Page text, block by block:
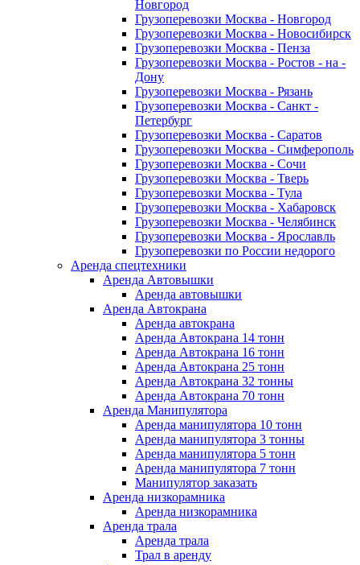
Новгород
Грузоперевозки Москва - Новгород
Грузоперевозки Москва - Новосибирск
Грузоперевозки Москва - Пенза
Грузоперевозки Москва - Ростов - на -
Дону
Грузоперевозки Москва - Рязань
Грузоперевозки Москва - Санкт -
Петербург
Грузоперевозки Москва - Саратов
Грузоперевозки Москва - Симферополь
Грузоперевозки Москва - Сочи
Грузоперевозки Москва - Тверь
Грузоперевозки Москва - Тула
Грузоперевозки Москва - Хабаровск
Грузоперевозки Москва - Челябинск
Грузоперевозки Москва - Ярославль
Грузоперевозки по России недорого
Аренда спецтехники
Аренда Автовышки
Аренда автовышки
Аренда Автокрана
Аренда автокрана
Аренда Автокрана 14 тонн
Аренда Автокрана 16 тонн
Аренда Автокрана 25 тонн
Аренда Автокрана 32 тонны
Аренда Автокрана 70 тонн
Аренда Манипулятора
Аренда манипулятора 10 тонн
Аренда манипулятора 3 тонны
Аренда манипулятора 5 тонн
Аренда манипулятора 7 тонн
Манипулятор заказать
Аренда низкорамника
Аренда низкорамника
Аренда трала
Аренда трала
Трал в аренду